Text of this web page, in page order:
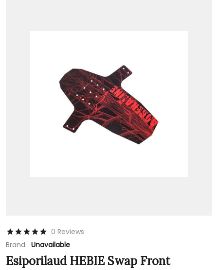
0 Reviews
Brand: Unavailable
Esiporilaud HEBIE Swap Front